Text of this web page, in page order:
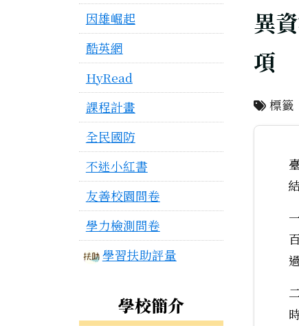
因雄崛起
酷英網
HyRead
課程計畫
全民國防
不迷小紅書
友善校園問卷
學力檢測問卷
學習扶助評量
學校簡介
異
項
標籤